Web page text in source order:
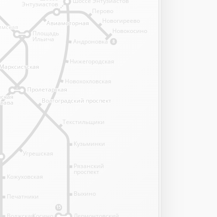
8
15
Андроновка
Нижегородская
Новохохловская
Угрешская
Текстильщики
Кузьминки
Рязанский
проспект
Выхино
Лермонтовский
Кожуховская
Печатники
Волжская
Перово
Новогиреево
Новокосино
Площадь
Ильича
Пролетарская
Пролетарская
Волгоградский проспект
Волгоградский проспект
Авиамоторная
Авиамоторная
Энтузиастов
Косино